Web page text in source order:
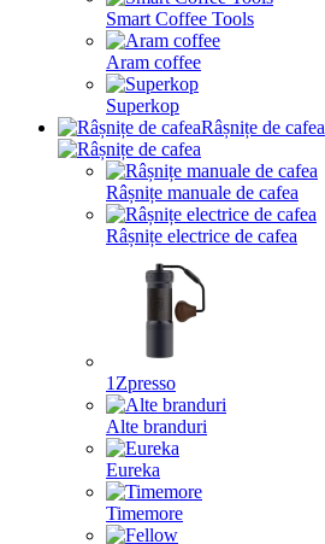
Smart Coffee Tools
Aram coffee
Superkop
Râșnițe de cafea
Râșnițe manuale de cafea
Râșnițe electrice de cafea
1Zpresso
Alte branduri
Eureka
Timemore